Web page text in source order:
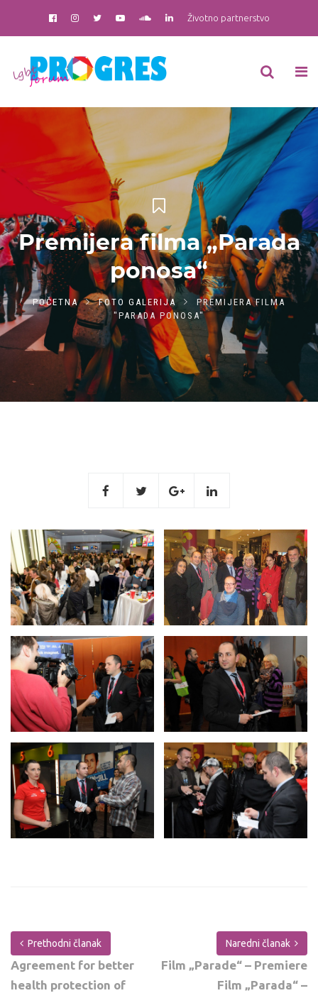
Životno partnerstvo
Premijera filma „Parada
ponosa“
POČETNA FOTO GALERIJA
PREMIJERA FILMA
"PARADA PONOSA"
Prethodni članak
Agreement for better
health protection of
Naredni članak
Film „Parade“ – Premiere
Film „Parada“ –